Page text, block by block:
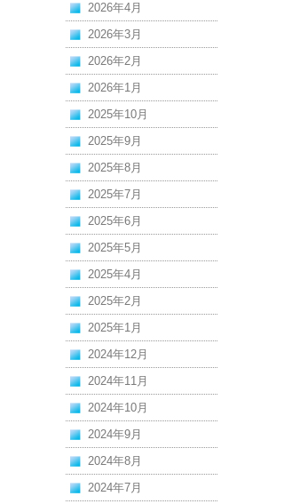
2026年4月
2026年3月
2026年2月
2026年1月
2025年10月
2025年9月
2025年8月
2025年7月
2025年6月
2025年5月
2025年4月
2025年2月
2025年1月
2024年12月
2024年11月
2024年10月
2024年9月
2024年8月
2024年7月